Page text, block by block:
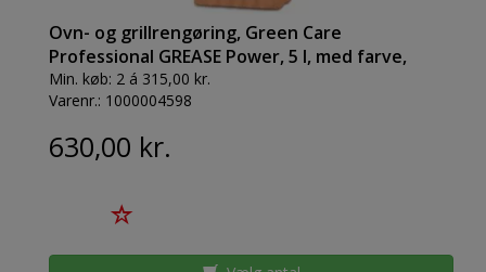
Ovn- og grillrengøring, Green Care
Professional GREASE Power, 5 l, med farve,
uden parfume
Min. køb: 2 á 315,00 kr.
Varenr.: 1000004598
630,00 kr.